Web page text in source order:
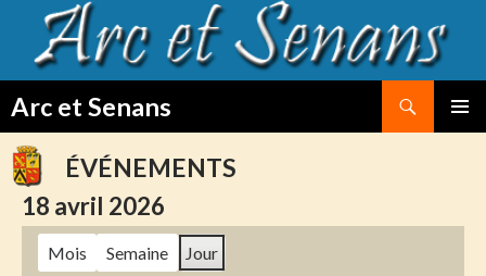
Arc et Senans
TO
CONTENTÉVÉNEMENTS
18 avril 2026
Mois Semaine Jour